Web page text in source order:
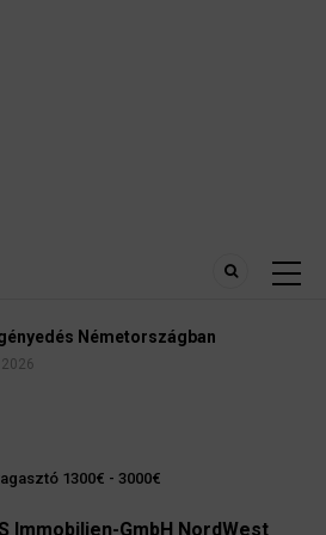
Robbanóanyaggal felszerelt drónt
1300€ - 3000€
NordWest